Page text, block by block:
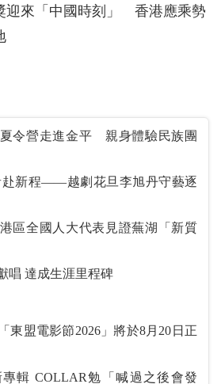
迎來「中國時刻」 香港應乘勢
令營走進金平 親身體驗民族團
赴新程——越劇花旦李旭丹守藝逐
區全國人大代表見證蕪湖「新質
唱 達成生涯里程碑
盟電影節2026」將於8月20日正
之後會發